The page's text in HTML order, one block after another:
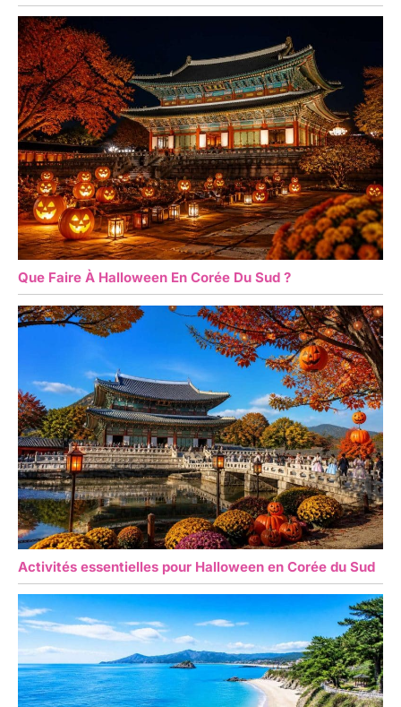
Que Faire À Halloween En Corée Du Sud ?
Activités essentielles pour Halloween en Corée du Sud